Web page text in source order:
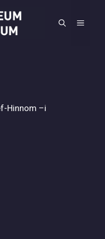
Hinnom –i